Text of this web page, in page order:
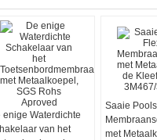
enige Waterdichte
van het
Saaie
met